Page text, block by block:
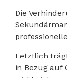
Die
Letztlich
in Bezug auf